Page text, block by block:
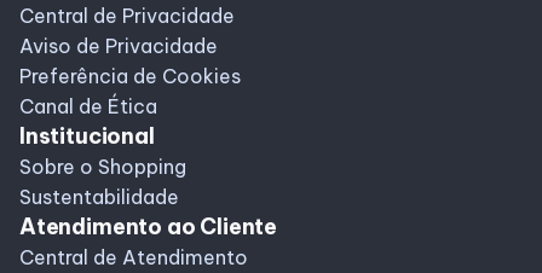
Central de Privacidade
Aviso de Privacidade
Preferência de Cookies
Canal de Ética
Institucional
Sobre o Shopping
Sustentabilidade
Atendimento ao Cliente
Central de Atendimento